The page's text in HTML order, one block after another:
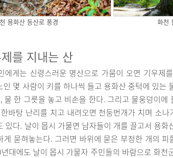
용화산 등산로 풍경 화천
를 지내는 산
에게는 신령스러운 명산으로 가뭄이 오면 기우제
인 몇 사람이 키를 하나씩 들고 용화산 중턱에 있는
물 한 그릇을 놓고 비손을 한다. 그리고 물웅덩이에
바탕 난리를 치고 내려오면 천둥번개가 치며 소
있다. 날이 몹시 가물면 남자들이 개를 끌고서 용화
게 묻혀놓는다. 그러면 바위에 묻은 부정한 개의
대에도 날이 몹시 가물자 주민들의 바람으로 화천